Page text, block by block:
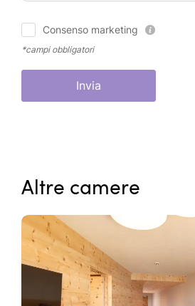
Consenso marketing
*campi obbligatori
Invia
Altre camere